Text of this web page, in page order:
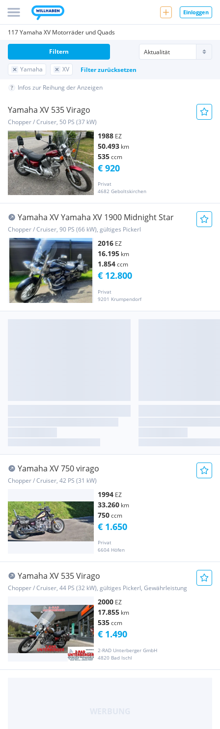
Einloggen
117 Yamaha XV Motorräder und Quads
Yamaha XV Filter zurücksetzen
Filtern
Infos zur Reihung der Anzeigen
Yamaha XV 535 Virago
Chopper / Cruiser, 50 PS (37 kW)
1988 EZ
50.493 km
535ccm
Privat
4682 Geboltskirchen
€ 920
Yamaha XV Yamaha XV 1900 Midnight Star
Chopper / Cruiser, 90 PS (66 kW), gültiges Pickerl
2016 EZ
16.195 km
1.854ccm
Privat
9201 Krumpendorf
€ 12.800
Yamaha XV 750 virago
Chopper / Cruiser, 42 PS (31 kW)
1994 EZ
33.260 km
750ccm
Privat
6604 Höfen
€ 1.650
Yamaha XV 535 Virago
Chopper / Cruiser, 44 PS (32 kW), gültiges Pickerl, Gewährleistung
2000 EZ
17.855 km
535ccm
2-RAD Unterberger GmbH
4820 Bad Ischl
€ 1.490